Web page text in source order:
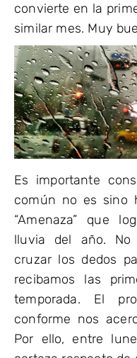
convierte en la
similar mes. Muy
Es importante
común no es sino
“Amenaza” que
lluvia del año. No
cruzar los dedos
recibamos las
temporada. El
conforme nos
Por ello, entre